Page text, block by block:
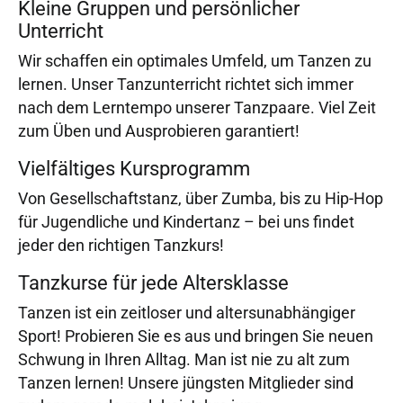
Kleine Gruppen und persönlicher
Unterricht
Wir schaffen ein optimales Umfeld, um Tanzen zu
lernen. Unser Tanzunterricht richtet sich immer
nach dem Lerntempo unserer Tanzpaare. Viel Zeit
zum Üben und Ausprobieren garantiert!
Vielfältiges Kursprogramm
Von Gesellschaftstanz, über Zumba, bis zu Hip-Hop
für Jugendliche und Kindertanz – bei uns findet
jeder den richtigen Tanzkurs!
Tanzkurse für jede Altersklasse
Tanzen ist ein zeitloser und altersunabhängiger
Sport! Probieren Sie es aus und bringen Sie neuen
Schwung in Ihren Alltag. Man ist nie zu alt zum
Tanzen lernen! Unsere jüngsten Mitglieder sind